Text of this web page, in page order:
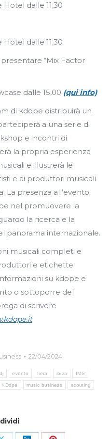
dalle 11,30
dalle 11,30
“Mix Factor
dalle 15,00 (qui info)
di kdope distribuirà un
a una serie di
e incontri di
la propria esperienza
e illustrerà le
e ai produttori musicali
La presenza all’evento
nel promuovere la
la ricerca e la
panorama internazionale.
musicali completi e
e etichette
su kdope e
o sottoporre del
di scrivere
22/04/2024
dj evento fiera ibiza IMS
KDope music business scouting